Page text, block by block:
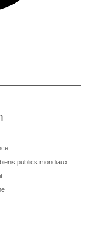
publics mondiaux